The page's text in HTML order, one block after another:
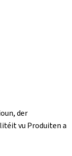
der
vu Produiten a